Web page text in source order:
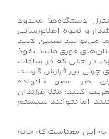
دستگاه‌ها محدود
و نحوه اطلاع‌رسانی
می‌توانید تعیین کنید
فوری مانند نفوذ
در حالی که در ساعات
جزئی نیز گزارش گردند.
هر عضو خانواده
کنید: مثلا فرزندان
اما نتوانند سیستم
این معناست که خانه